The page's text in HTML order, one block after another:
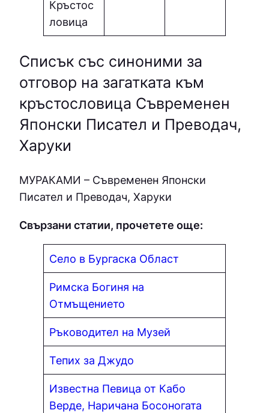
Кръстос
ловица
Списък със синоними за
отговор на загатката към
кръстословица Съвременен
Японски Писател и Преводач,
Харуки
МУPAКAМИ – Съвременен Японски
Писател и Преводач, Харуки
Свързани статии, прочетете още:
Село в Бургаска Област
Римска Богиня на
Отмъщението
Ръководител на Музей
Тепих за Джудо
Известна Певица от Кабо
Верде, Наричана Босоногата